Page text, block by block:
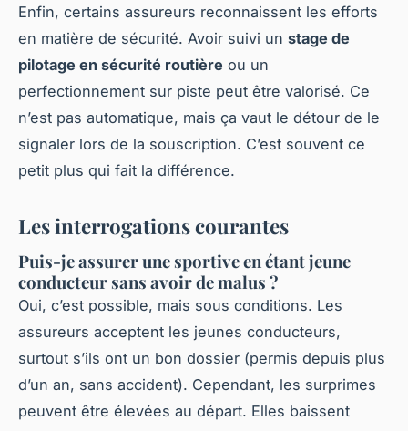
Enfin, certains assureurs reconnaissent les efforts
en matière de sécurité. Avoir suivi un stage de
pilotage en sécurité routière ou un
perfectionnement sur piste peut être valorisé. Ce
n’est pas automatique, mais ça vaut le détour de le
signaler lors de la souscription. C’est souvent ce
petit plus qui fait la différence.
Les interrogations courantes
Puis-je assurer une sportive en étant jeune
conducteur sans avoir de malus ?
Oui, c’est possible, mais sous conditions. Les
assureurs acceptent les jeunes conducteurs,
surtout s’ils ont un bon dossier (permis depuis plus
d’un an, sans accident). Cependant, les surprimes
peuvent être élevées au départ. Elles baissent